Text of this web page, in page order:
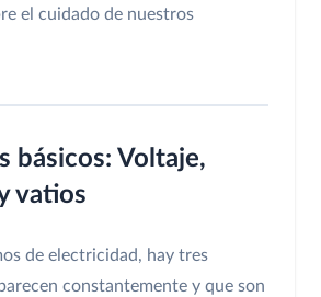
el cuidado de nuestros
básicos: Voltaje,
vatios
de electricidad, hay tres
constantemente y que son